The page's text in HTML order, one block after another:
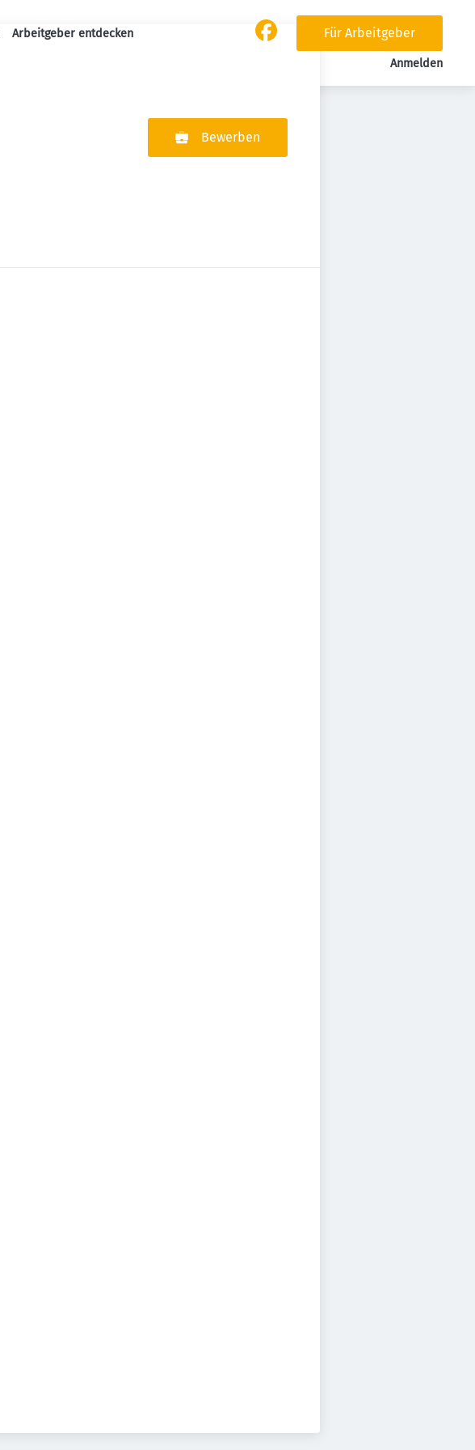
Arbeitgeber entdecken
Für Arbeitgeber
Anmelden
Bewerben